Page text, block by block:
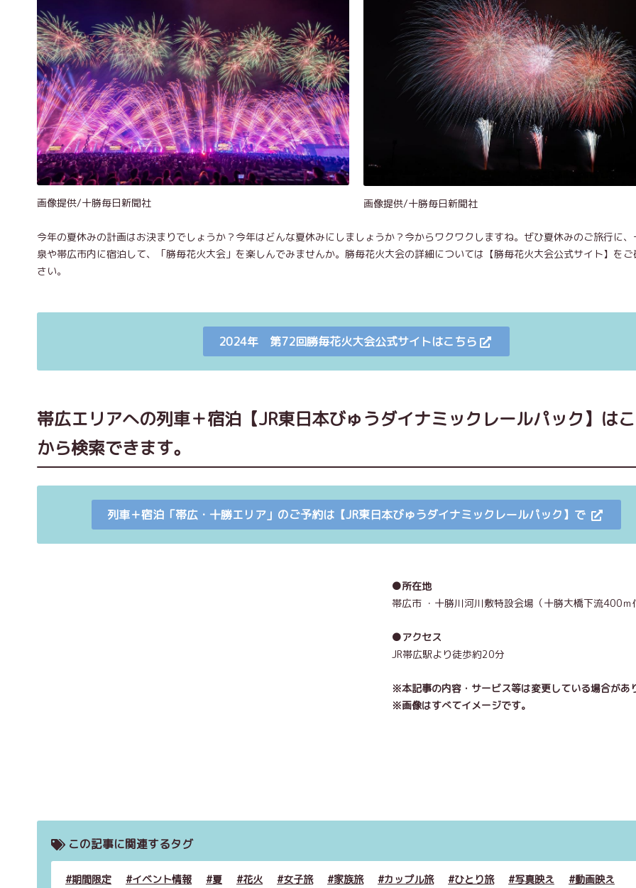
画像提供/十勝毎日新聞社 画像提供/十勝毎日新聞社
今年の夏休みの計画はお決まりでしょうか？今年はどんな夏休みにしましょうか？今からワクワクしますね。ぜひ夏休みのご旅行に
泉や帯広市内に宿泊して、「勝毎花火大会」を楽しんでみませんか。勝毎花火大会の詳細については【勝毎花火大会公式サイト】を
さい。
2024年 第72回勝毎花火大会公式サイトはこちら
帯広エリアへの列車＋宿泊【JR東日本びゅうダイナミックレールパック】は
から検索できます。
列車＋宿泊「帯広・十勝エリア」のご予約は【JR東日本びゅうダイナミックレールパック】で
●所在地
帯広市 ・十勝川河川敷特設会場（十勝大橋下流400ｍ
●アクセス
JR帯広駅より徒歩約20分
※本記事の内容・サービス等は変更している場合があ
※画像はすべてイメージです。
この記事に関連するタグ
期間限定 イベント情報 夏 花火 女子旅 家族旅 カップル旅 ひとり旅 写真映え
動画映え